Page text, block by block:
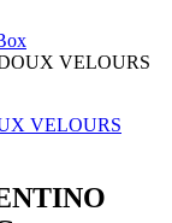
VELOURS